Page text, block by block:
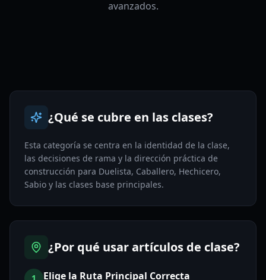
avanzados.
¿Qué se cubre en las clases?
Esta categoría se centra en la identidad de la clase,
las decisiones de rama y la dirección práctica de
construcción para Duelista, Caballero, Hechicero,
Sabio y las clases base principales.
¿Por qué usar artículos de clase?
Elige la Ruta Principal Correcta